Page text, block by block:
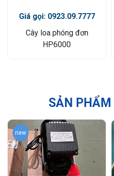
Giá gọi: 0923.09.7777
Cây loa phóng đơn
HP6000
SẢN PHẨM
new